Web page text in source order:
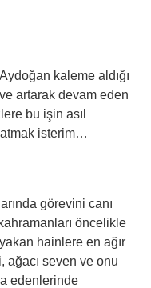
kaleme aldığı
artarak devam eden
bu işin asıl
isterim…
görevini canı
öncelikle
hainlere en ağır
ağacı seven ve onu
edenlerinde